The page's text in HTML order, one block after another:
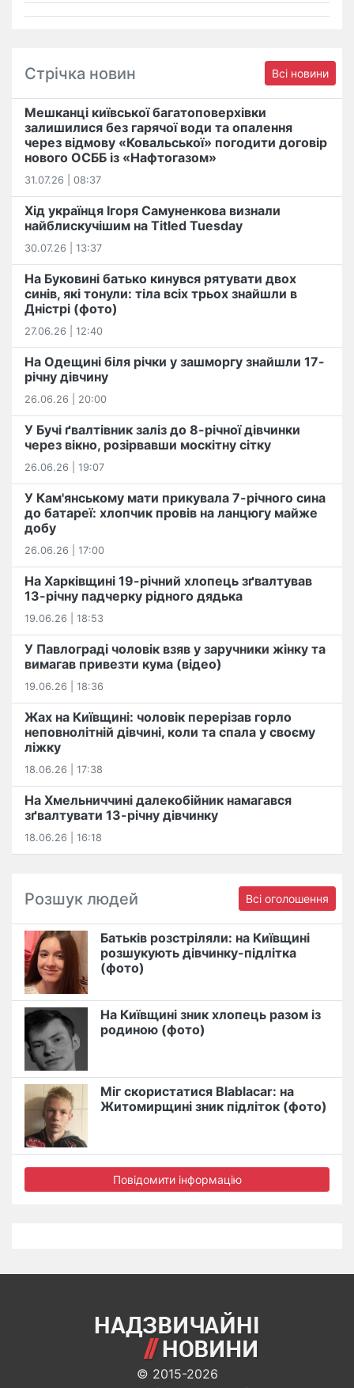
Стрічка новин Всі новини
Мешканці київської багатоповерхівки
залишилися без гарячої води та опалення
через відмову «Ковальської» погодити договір
нового ОСББ із «Нафтогазом»
31.07.26 | 08:37
Хід українця Ігоря Самуненкова визнали
найблискучішим на Titled Tuesday
30.07.26 | 13:37
На Буковині батько кинувся рятувати двох
синів, які тонули: тіла всіх трьох знайшли в
Дністрі (фото)
27.06.26 | 12:40
На Одещині біля річки у зашморгу знайшли 17-
річну дівчину
26.06.26 | 20:00
У Бучі ґвалтівник заліз до 8-річної дівчинки
через вікно, розірвавши москітну сітку
26.06.26 | 19:07
У Кам'янському мати прикувала 7-річного сина
до батареї: хлопчик провів на ланцюгу майже
добу
26.06.26 | 17:00
На Харківщині 19-річний хлопець​ ️зґвалтував
13-річну падчерку рідного дядька
19.06.26 | 18:53
У Павлограді чоловік взяв у заручники жінку та
вимагав привезти кума (відео)
19.06.26 | 18:36
Жах на Київщині: чоловік перерізав горло
неповнолітній дівчині, коли та спала у своєму
ліжку
18.06.26 | 17:38
На Хмельниччині далекобійник намагався
зґвалтувати 13-річну дівчинку
18.06.26 | 16:18
Розшук людей Всі оголошення
Батьків розстріляли: на Київщині
розшукують дівчинку-підлітка
(фото)
На Київщині зник хлопець разом із
родиною (фото)
Міг скористатися Blablacar: на
Житомирщині зник підліток (фото)
Повідомити інформацію
© 2015-2026